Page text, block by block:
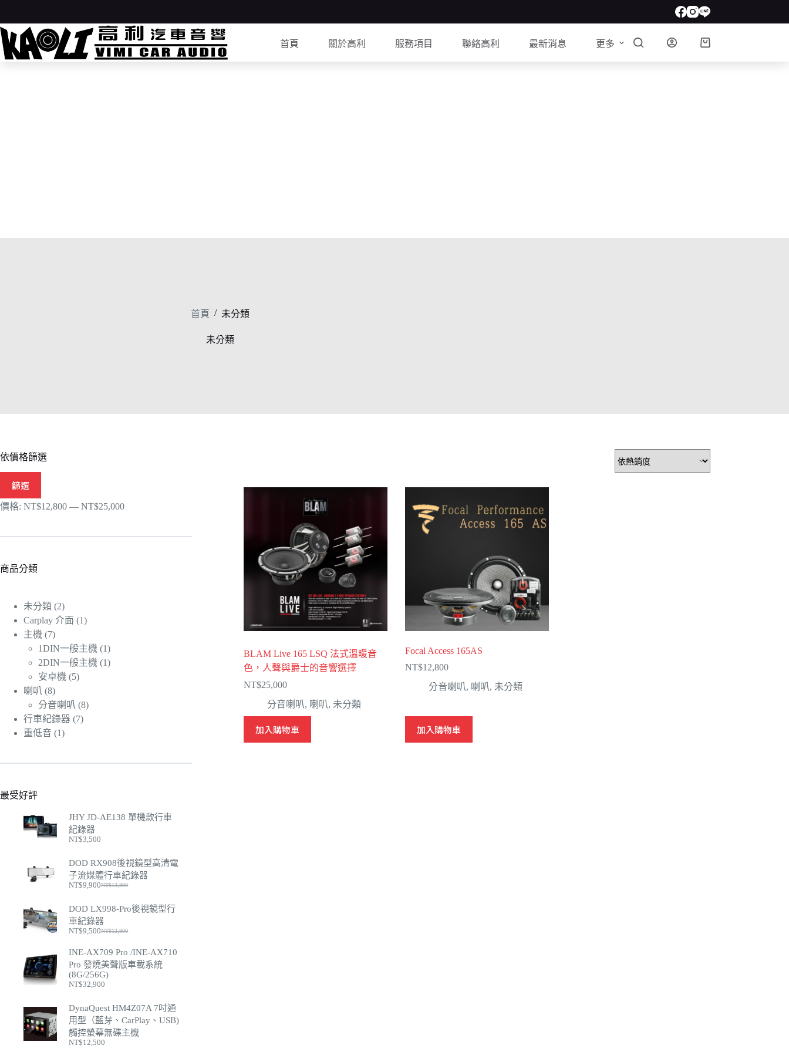
至
主
要
首頁 關於高利 服務項目 聯絡高利 最新消息 更多
購
首頁 / 未分類
未分類
BLAM Live 165 LSQ 法式溫暖音
色，人聲與爵士的音響選擇
NT$25,000
分音喇叭, 喇叭, 未分類
加入購物車
Focal Access 165AS
NT$12,800
分音喇叭, 喇叭, 未分類
加入購物車
依價格篩選
價
價
篩選
價格: NT$12,800 — NT$25,000
商品分類
未分類 22
個
Carplay 介面 11
產
品
主機 77
個
產
品
1DIN一般主機 11
個
2DIN一般主機 11
安卓機 55
產
品
喇叭 88
個
產
品
分音喇叭 88
行車紀錄器 77
重低音 11
最受好評
JHY JD-AE138 單機款行車
紀錄器
NT$3,500
DOD RX908後視鏡型高清電
子流媒體行車紀錄器
NT$13,800
原
價
格：
NT$13,800。
NT$9,900
目
價
格：
NT$9,900。
DOD LX998-Pro後視鏡型行
車紀錄器
NT$13,800
原
始
價
格：
NT$13,800。
NT$9,500
目
前
價
格：
NT$9,500。
INE-AX709 Pro /INE-AX710
Pro 發燒美聲版車載系統
(8G/256G)
NT$32,900
DynaQuest HM4Z07A 7吋通
用型（藍芽、CarPlay、USB)
觸控螢幕無碟主機
NT$12,500